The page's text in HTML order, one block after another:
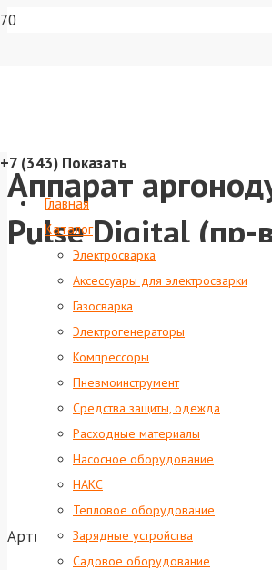
+7 (343) Показать
Главная
Каталог
Электросварка
Аксессуары для электросварки
Газосварка
Электрогенераторы
Компрессоры
Пневмоинструмент
Средства защиты, одежда
Расходные материалы
Насосное оборудование
НАКС
Тепловое оборудование
Зарядные устройства
Садовое оборудование
Аппарат
Pulse Digital
Артикул: foxweld-6001